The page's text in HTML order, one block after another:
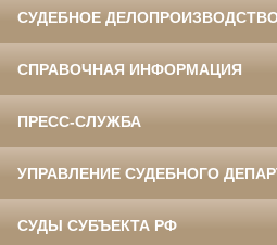
СУДЕБНОЕ
СПРАВОЧНАЯ ИНФОРМАЦИЯ
ПРЕСС-СЛУЖБА
УПРАВЛЕНИЕ СУДЕБНОГО
СУДЫ СУБЪЕКТА РФ